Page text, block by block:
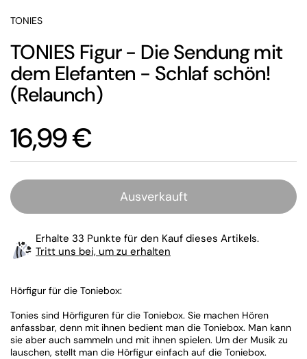
TONIES
TONIES Figur - Die Sendung mit
dem Elefanten - Schlaf schön!
(Relaunch)
Preis:
16,99 €
Ausverkauft
Erhalte 33 Punkte für den Kauf dieses Artikels.
Tritt uns bei, um zu erhalten
Hörfigur für die Toniebox:
Tonies sind Hörfiguren für die Toniebox. Sie machen Hören
anfassbar, denn mit ihnen bedient man die Toniebox. Man kann
sie aber auch sammeln und mit ihnen spielen. Um der Musik zu
lauschen, stellt man die Hörfigur einfach auf die Toniebox.